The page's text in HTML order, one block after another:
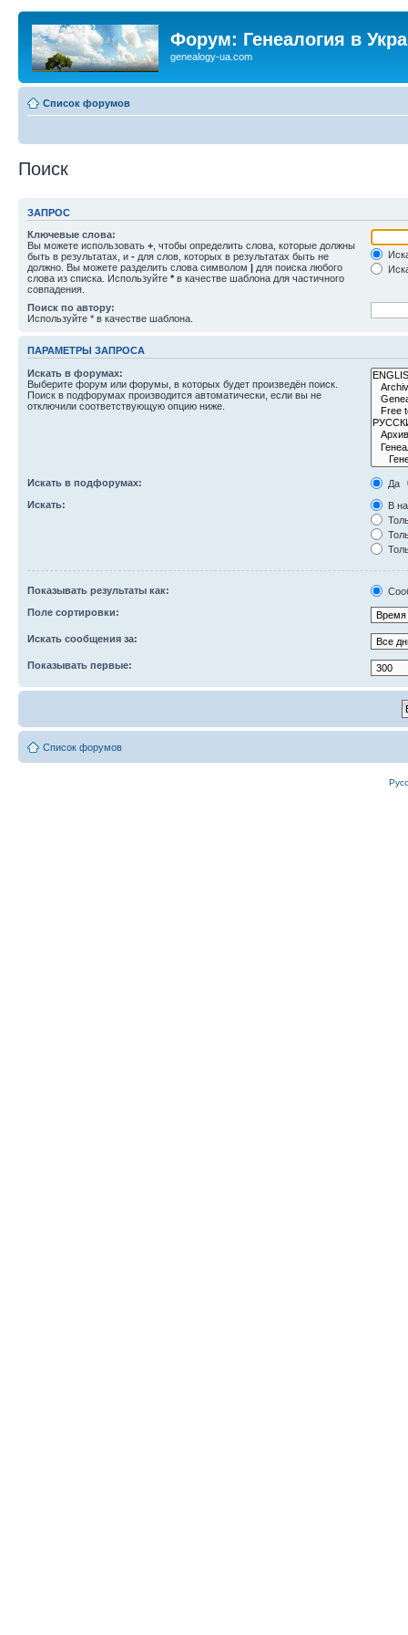
Форум: Генеалогия в
genealogy-ua.com
Список форумов
Поиск
ЗАПРОС
Ключевые слова:
Вы можете использовать + , чтобы определить слова, которые должны
быть в результатах, и - для слов, которых в результатах быть не
должно. Вы можете разделить слова символом | для поиска любого
слова из списка. Используйте * в качестве шаблона для частичного
совпадения.
Поиск по автору:
Используйте * в качестве шаблона.
ПАРАМЕТРЫ ЗАПРОСА
Искать в форумах:
Выберите форум или форумы, в которых будет произведён поиск.
Поиск в подфорумах производится автоматически, если вы не
отключили соответствующую опцию ниже.
Искать в подфорумах:
Да
Искать:
В
Показывать результаты как:
Поле сортировки:
Искать сообщения за:
Показывать первые:
Список форумов